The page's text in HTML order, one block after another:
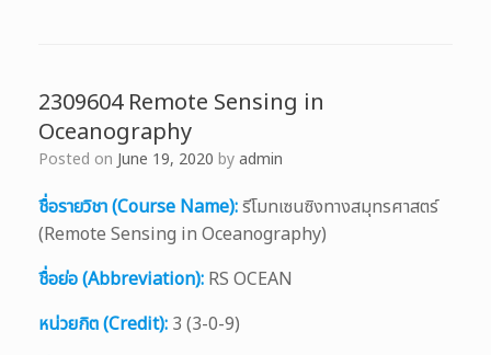
2309604 Remote Sensing in
Oceanography
Posted on June 19, 2020 byadmin
ชื่อรายวิชา (Course Name):รีโมทเซนซิงทางสมุทรศาสตร์
(Remote Sensing in Oceanography)
ชื่อย่อ (Abbreviation): RS OCEAN
หน่วยกิต (Credit): 3 (3-0-9)